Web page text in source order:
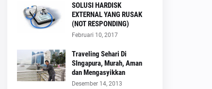
SOLUSI HARDISK
EXTERNAL YANG RUSAK
(NOT RESPONDING)
Februari 10, 2017
Traveling Sehari Di
SIngapura, Murah, Aman
dan Mengasyikkan
Desember 14, 2013